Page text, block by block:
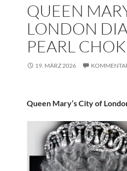
QUEEN
LONDON
PEARL
19. MÄRZ 2026
Queen Mary’s City of